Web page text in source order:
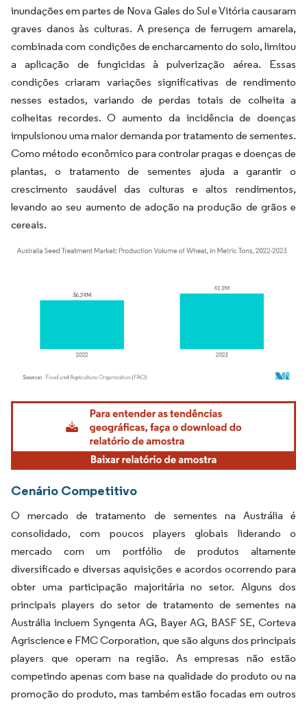
inundações em partes de Nova Gales do Sul e Vitória causaram
graves danos às culturas. A presença de ferrugem amarela,
combinada com condições de encharcamento do solo, limitou
a aplicação de fungicidas à pulverização aérea. Essas
condições criaram variações significativas de rendimento
nesses estados, variando de perdas totais de colheita a
colheitas recordes. O aumento da incidência de doenças
impulsionou uma maior demanda por tratamento de sementes.
Como método econômico para controlar pragas e doenças de
plantas, o tratamento de sementes ajuda a garantir o
crescimento saudável das culturas e altos rendimentos,
levando ao seu aumento de adoção na produção de grãos e
cereais.
Imagem © Mordor Intelligence. O reuso requer atribuição conforme CC BY 4.0.
Cenário Competitivo
O mercado de tratamento de sementes na Austrália é
consolidado, com poucos players globais liderando o
mercado com um portfólio de produtos altamente
diversificado e diversas aquisições e acordos ocorrendo para
obter uma participação majoritária no setor. Alguns dos
principais players do setor de tratamento de sementes na
Austrália incluem Syngenta AG, Bayer AG, BASF SE, Corteva
Agriscience e FMC Corporation, que são alguns dos principais
players que operam na região. As empresas não estão
competindo apenas com base na qualidade do produto ou na
promoção do produto, mas também estão focadas em outros